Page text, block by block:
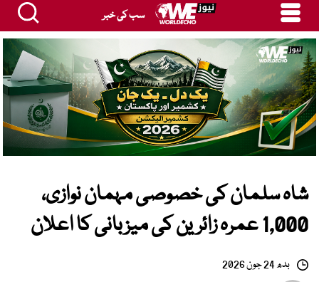
سب کی خبر
شاہ سلمان کی خصوصی مہمان نوازی،
1,000 عمرہ زائرین کی میزبانی کا اعلان
بدھ 24 جون 2026